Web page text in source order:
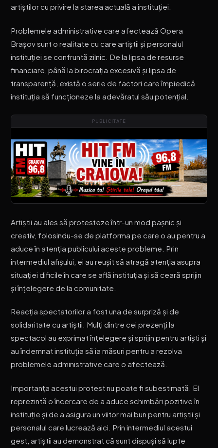
artiștilor cu privire la starea actuală a instituției.
Problemele administrative care afectează Opera
Brașov sunt o realitate cu care artiștii și personalul
instituției se confruntă zilnic. De la lipsa de resurse
financiare, până la birocrația excesivă și lipsa de
transparență, există o serie de factori care împiedică
instituția să funcționeze la adevăratul său potențial.
PUBLICITATE
Artiștii au ales să protesteze într-un mod pașnic și
creativ, folosindu-se de platforma pe care o au pentru a
aduce în atenția publicului aceste probleme. Prin
intermediul afișului, ei au reușit să atragă atenția asupra
situației dificile în care se află instituția și să ceară sprijin
și înțelegere de la comunitate.
Reacția spectatorilor a fost una de surpriză și de
solidaritate cu artiștii. Mulți dintre cei prezenți la
spectacol au exprimat înțelegere și sprijin pentru artiști și
au îndemnat instituția să ia măsuri pentru a rezolva
problemele administrative care o afectează.
Importanța acestui protest nu poate fi subestimată. El
reprezintă o încercare de a aduce schimbări pozitive în
instituție și de a asigura un viitor mai bun pentru artiștii și
personalul care lucrează aici. Prin intermediul acestui
gest, artiștii au demonstrat că sunt dispuși să lupte